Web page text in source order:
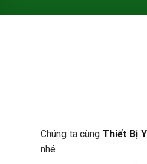
Chúng ta cùngThiết Bị
nhé